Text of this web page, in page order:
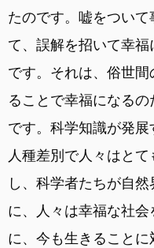
たのです。嘘をつい
て、誤解を招いて幸
です。それは、俗世
ることで幸福になる
です。科学知識が発展
人種差別で人々はと
し、科学者たちが自
に、人々は幸福な社
に、今も生きること